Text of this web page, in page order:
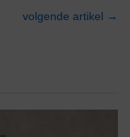
volgende artikel →